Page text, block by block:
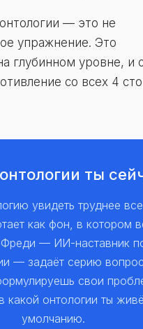
— это не
упражнение. Это
глубинном уровне, и
со всех 4
ты
увидеть труднее
как фон, в котором
Фреди — ИИ-наставник
— задаёт серию
свои
какой онтологии ты
умолчанию.